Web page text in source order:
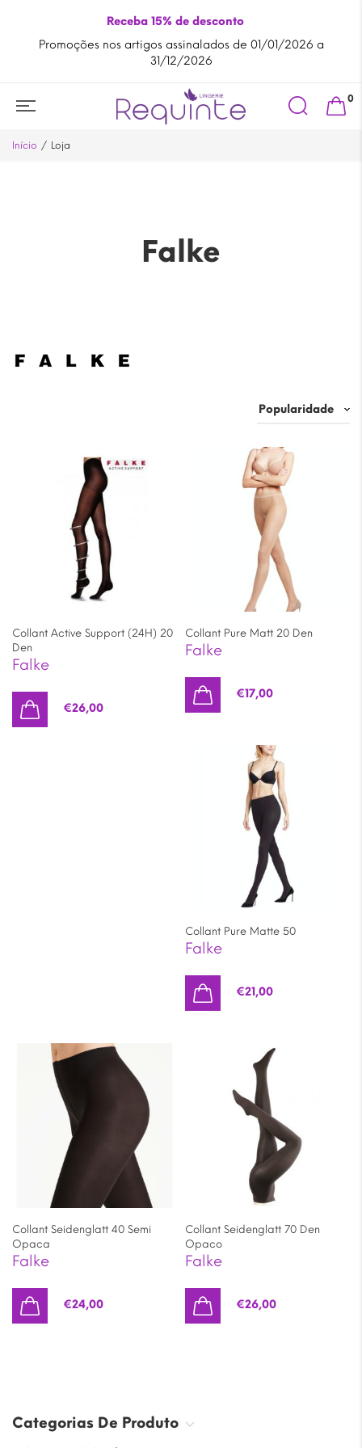
Receba 15% de desconto
Promoções nos artigos assinalados de 01/01/2026 a
31/12/2026
Search
for:
0
Início Loja
Falke
Collant Active Support (24H) 20
Den
Falke
€26,00
Collant Pure Matt 20 Den
Falke
€17,00
Collant Pure Matte 50
Falke
€21,00
Collant Seidenglatt 40 Semi
Opaca
Falke
€24,00
Collant Seidenglatt 70 Den
Opaco
Falke
€26,00
Categorias De Produto